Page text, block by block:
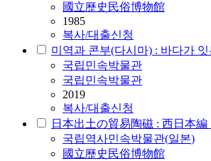
國立歷史民俗博物館
1985
복사/대출신청
미역과 콘부(다시마) : 바다가
국립민속박물관
국립민속박물관
2019
복사/대출신청
日本出土の貿易陶磁 : 西日本編
국립역사민속박물관(일본)
國立歷史民俗博物館